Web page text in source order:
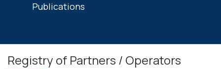
Publications
Registry of Partners / Operators